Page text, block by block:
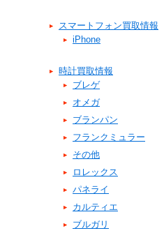
スマートフォン買取情報
iPhone
時計買取情報
ブレゲ
オメガ
ブランパン
フランクミュラー
その他
ロレックス
パネライ
カルティエ
ブルガリ